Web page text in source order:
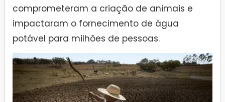
comprometeram a criação de animais e
impactaram o fornecimento de água
potável para milhões de pessoas.